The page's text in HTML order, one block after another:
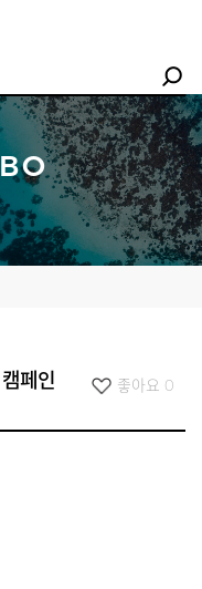
페인 좋아요 0